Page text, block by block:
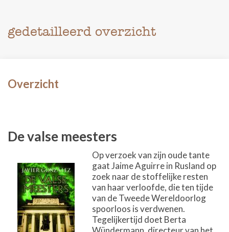
gedetailleerd overzicht
Overzicht
De valse meesters
Op verzoek van zijn oude tante
gaat Jaime Aguirre in Rusland op
zoek naar de stoffelijke resten
van haar verloofde, die ten tijde
van de Tweede Wereldoorlog
spoorloos is verdwenen.
Tegelijkertijd doet Berta